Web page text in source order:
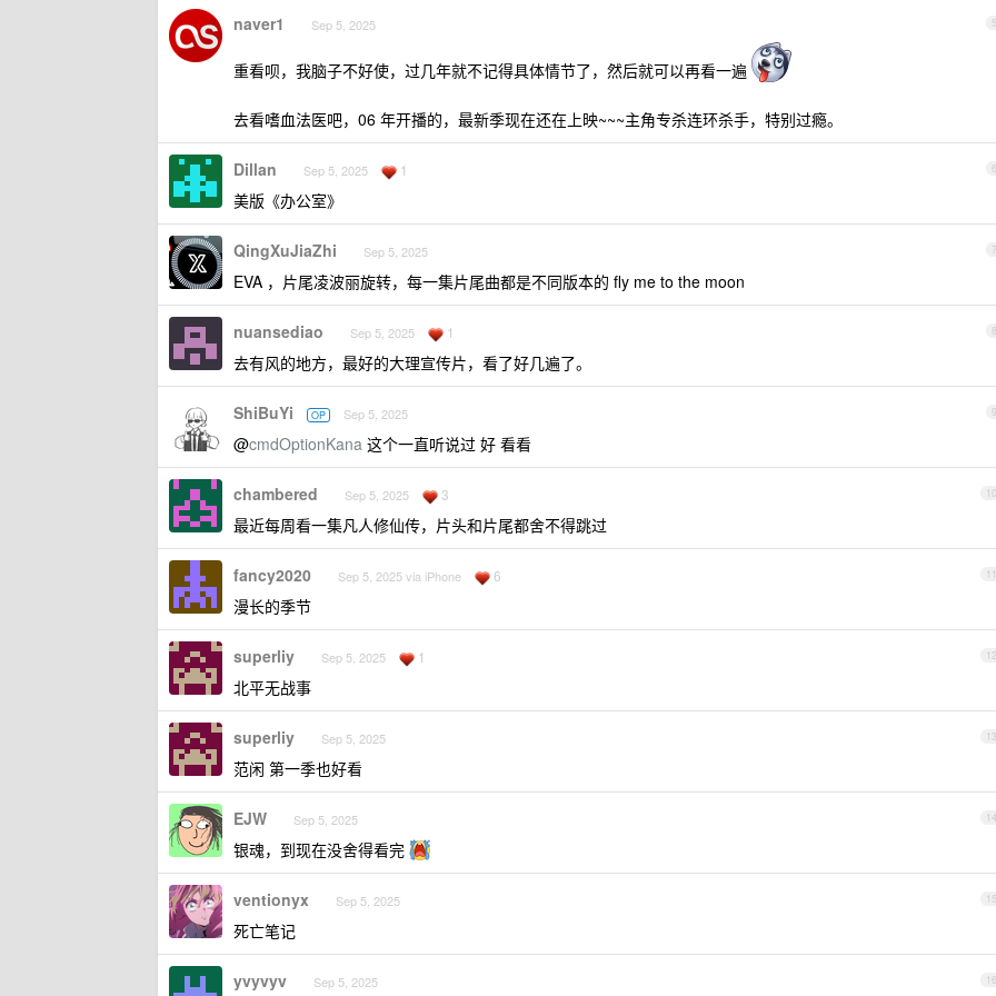
5
naver1 Sep 5, 2025
重看呗，我脑子不好使，过几年就不记得具体情节了，然后就可以再看一遍
去看嗜血法医吧，06 年开播的，最新季现在还在上映~~~主角专杀连环杀手，特别过瘾。
6
Dillan Sep 5, 2025 1
美版《办公室》
7
QingXuJiaZhi Sep 5, 2025
EVA ，片尾凌波丽旋转，每一集片尾曲都是不同版本的 fly me to the moon
8
nuansediao Sep 5, 2025 1
去有风的地方，最好的大理宣传片，看了好几遍了。
9
ShiBuYi OP Sep 5, 2025
@cmdOptionKana 这个一直听说过 好 看看
10
chambered Sep 5, 2025 3
最近每周看一集凡人修仙传，片头和片尾都舍不得跳过
11
fancy2020 Sep 5, 2025 via iPhone 6
漫长的季节
12
superliy Sep 5, 2025 1
北平无战事
13
superliy Sep 5, 2025
范闲 第一季也好看
14
EJW Sep 5, 2025
银魂，到现在没舍得看完
15
ventionyx Sep 5, 2025
死亡笔记
16
yvyvyv Sep 5, 2025